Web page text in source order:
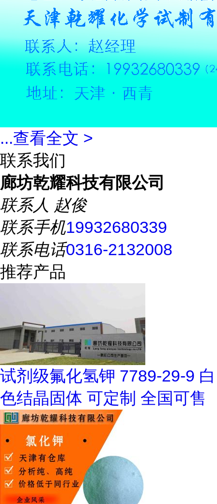
...查看全文 >
联系我们
廊坊乾耀科技有限公司
联系人 赵俊
联系手机19932680339
联系电话0316-2132008
推荐产品
试剂级氟化氢钾 7789-29-9 白
色结晶固体 可定制 全国可售